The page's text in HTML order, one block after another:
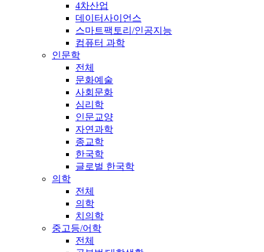
4차산업
데이터사이언스
스마트팩토리/인공지능
컴퓨터 과학
인문학
전체
문화예술
사회문화
심리학
인문교양
자연과학
종교학
한국학
글로벌 한국학
의학
전체
의학
치의학
중고등/어학
전체